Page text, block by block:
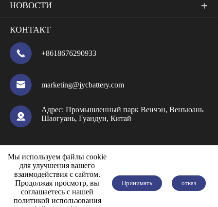
НОВОСТИ 
КОНТАКТ
 +8618676290933
 marketing@jycbattery.com

Адрес: Промышленный парк Венчэн, Венъюань
Шаогуань, Гуандун, Китай
 
Мы используем файлы cookie
для улучшения вашего
взаимодействия с сайтом.
Продолжая просмотр, вы
соглашаетесь с нашей
политикой использования
Принимать отказ